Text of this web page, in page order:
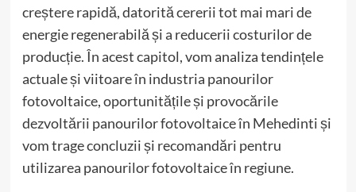
creștere rapidă, datorită cererii tot mai mari de
energie regenerabilă și a reducerii costurilor de
producție. În acest capitol, vom analiza tendințele
actuale și viitoare în industria panourilor
fotovoltaice, oportunitățile și provocările
dezvoltării panourilor fotovoltaice în Mehedinti și
vom trage concluzii și recomandări pentru
utilizarea panourilor fotovoltaice în regiune.